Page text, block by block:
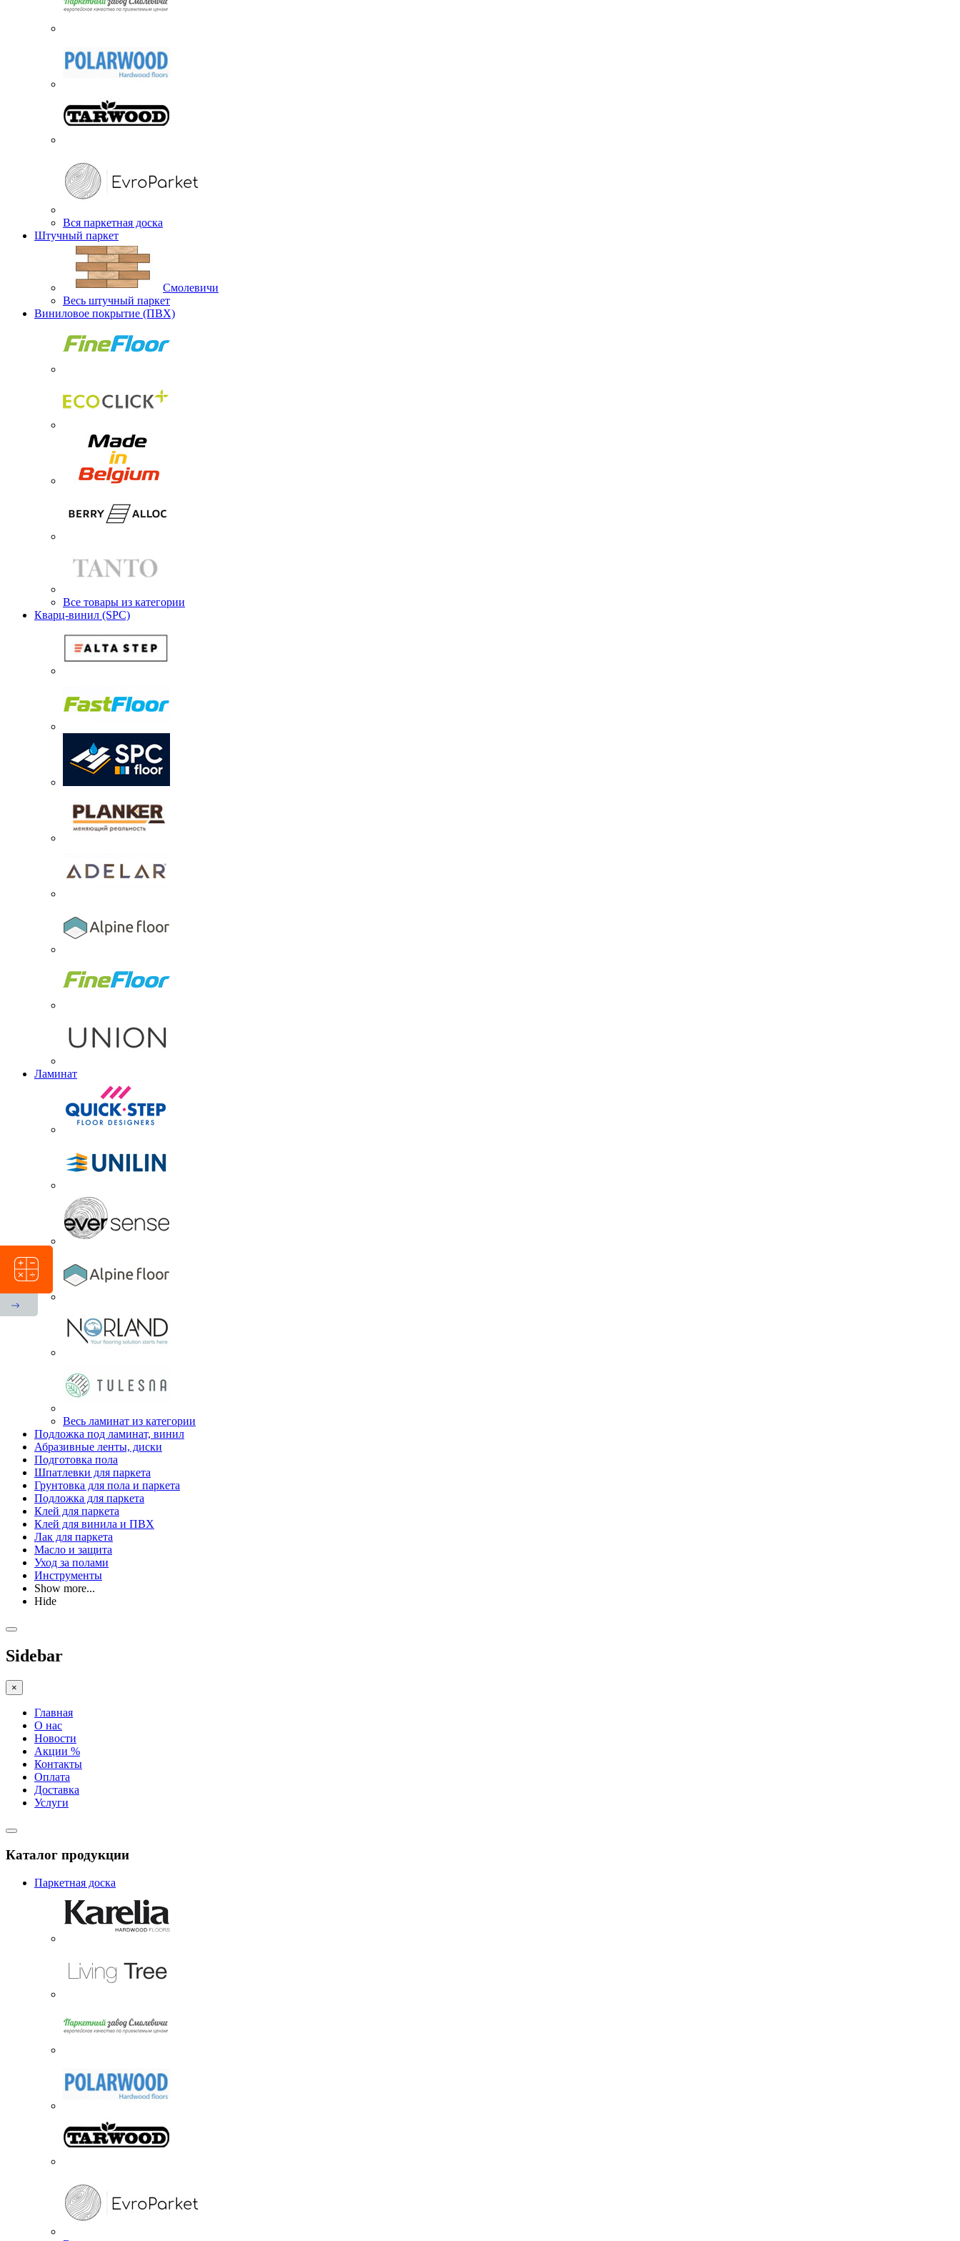
Вся паркетная доска
Штучный паркет
Смолевичи
Весь штучный паркет
Виниловое покрытие (ПВХ)
Все товары из категории
Кварц-винил (SPC)
Ламинат
Весь ламинат из категории
Подложка под ламинат, винил
Абразивные ленты, диски
Подготовка пола
Шпатлевки для паркета
Грунтовка для пола и паркета
Подложка для паркета
Клей для паркета
Клей для винила и ПВХ
Лак для паркета
Масло и защита
Уход за полами
Инструменты
Show more...
Hide
Sidebar
×
Главная
О нас
Новости
Акции %
Контакты
Оплата
Доставка
Услуги
Каталог продукции
Паркетная доска